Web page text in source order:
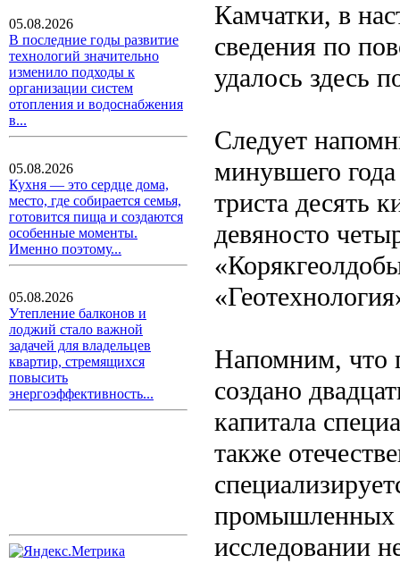
05.08.2026
В последние годы развитие
технологий значительно
изменило подходы к
организации систем
отопления и водоснабжения
в...
05.08.2026
Кухня — это сердце дома,
место, где собирается семья,
готовится пища и создаются
особенные моменты.
Именно поэтому...
05.08.2026
Утепление балконов и
лоджий стало важной
задачей для владельцев
квартир, стремящихся
повысить
энергоэффективность...
Камчатки, в
сведения по
удалось здесь
Следует
минувшего
триста десять
девяносто
Напомним, что
создано
капитала
также
промышленных
исследовании